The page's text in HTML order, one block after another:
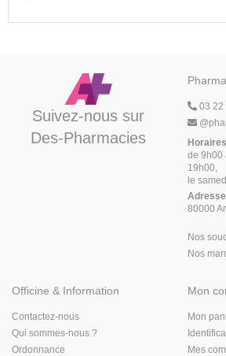
Suivez-nous sur
Des-Pharmacies
03 22
@
Horaires
de 9h00
19h00,
le
Adresse
80000
Nos
Nos
Officine & Information
Contactez-nous
Qui sommes-nous ?
Ordonnance
Mon
Mon
Mes